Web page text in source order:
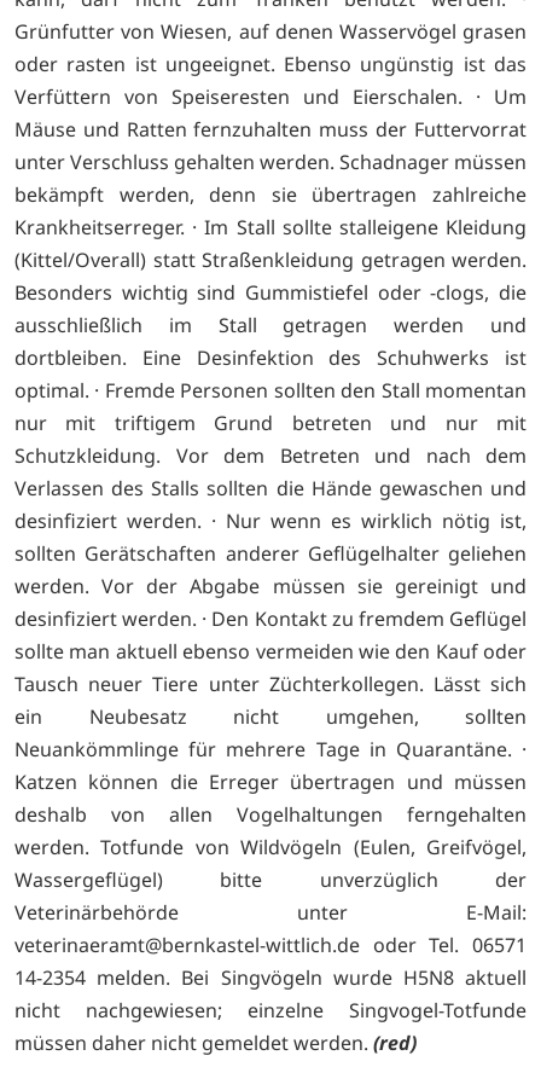
Grünfutter von Wiesen, auf denen Wasservögel grasen
oder rasten ist ungeeignet. Ebenso ungünstig ist das
Verfüttern von Speiseresten und Eierschalen. · Um
Mäuse und Ratten fernzuhalten muss der Futtervorrat
unter Verschluss gehalten werden. Schadnager müssen
bekämpft werden, denn sie übertragen zahlreiche
Krankheitserreger. · Im Stall sollte stalleigene Kleidung
(Kittel/Overall) statt Straßenkleidung getragen werden.
Besonders wichtig sind Gummistiefel oder -clogs, die
ausschließlich im Stall getragen werden und
dortbleiben. Eine Desinfektion des Schuhwerks ist
optimal. · Fremde Personen sollten den Stall momentan
nur mit triftigem Grund betreten und nur mit
Schutzkleidung. Vor dem Betreten und nach dem
Verlassen des Stalls sollten die Hände gewaschen und
desinfiziert werden. · Nur wenn es wirklich nötig ist,
sollten Gerätschaften anderer Geflügelhalter geliehen
werden. Vor der Abgabe müssen sie gereinigt und
desinfiziert werden. · Den Kontakt zu fremdem Geflügel
sollte man aktuell ebenso vermeiden wie den Kauf oder
Tausch neuer Tiere unter Züchterkollegen. Lässt sich
ein Neubesatz nicht umgehen, sollten
Neuankömmlinge für mehrere Tage in Quarantäne. ·
Katzen können die Erreger übertragen und müssen
deshalb von allen Vogelhaltungen ferngehalten
werden. Totfunde von Wildvögeln (Eulen, Greifvögel,
Wassergeflügel) bitte unverzüglich der
Veterinärbehörde unter E-Mail:
veterinaeramt@bernkastel-wittlich.de oder Tel. 06571
14-2354 melden. Bei Singvögeln wurde H5N8 aktuell
nicht nachgewiesen; einzelne Singvogel-Totfunde
müssen daher nicht gemeldet werden. (red)